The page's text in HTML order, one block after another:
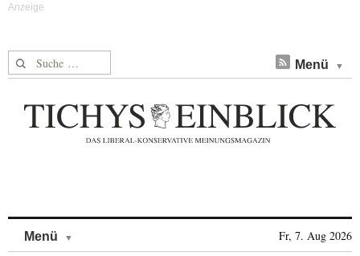
Suche nach: Menü
Menü Fr, 7. Aug 2026